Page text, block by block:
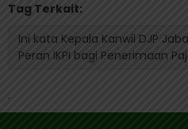
Tag Terkait:
Ini kata Kepala Kanwil DJP
Peran IKPI bagi Penerimaan
.